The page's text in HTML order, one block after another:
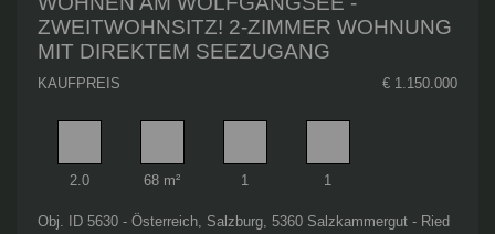
ZWEITWOHNSITZ! 2-ZIMMER WOHNUNG
MIT DIREKTEM SEEZUGANG
KAUFPREIS € 1.150.000
Zimmer
2.0
Wohnfläche
68 m²
Badezimmer
1
Schlafzimmer
1
Obj. ID 5630 - Österreich, Salzburg, 5360 Salzkammergut - Ried